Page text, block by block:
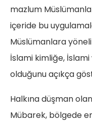
mazlum
içeride bu
Müslümanlara
İslami kimliğe,
olduğunu açıkça
Halkına düşman
Mübarek, bölgede